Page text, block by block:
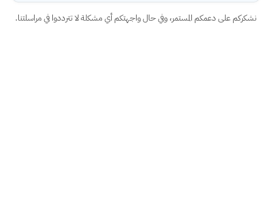
نشكركم على دعمكم المستمر، وفي حال واجهتكم أي مشكلة لا تترددوا في مراسلتنا.